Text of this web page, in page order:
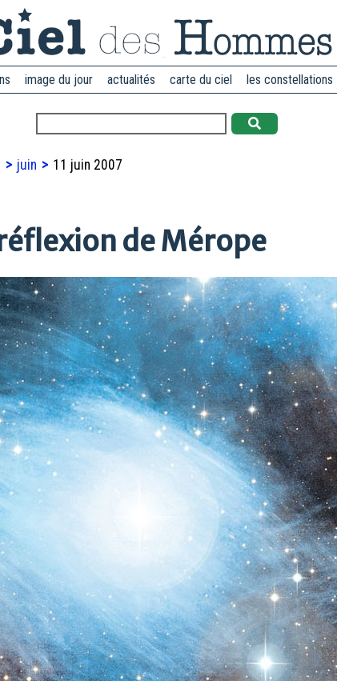
image du jour actualités carte du ciel les constellations
juin 11 juin 2007
de Mérope